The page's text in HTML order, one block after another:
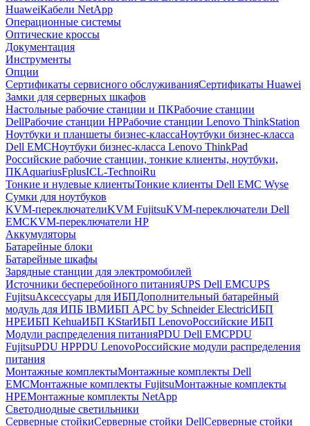
HuaweiКабели NetApp
Операционные системы
Оптические кроссы
Документация
Инструменты
Опции
Сертификаты сервисного обслуживанияСертификаты Huawei
Замки для серверных шкафов
Настольные рабочие станции и ПКРабочие станции
DellРабочие станции HPРабочие станции Lenovo ThinkStation
Ноутбуки и планшеты бизнес-классаНоутбуки бизнес-класса
Dell EMCНоутбуки бизнес-класса Lenovo ThinkPad
Российские рабочие станции, тонкие клиенты, ноутбуки,
ПКAquariusFplusICL-TechnoiRu
Тонкие и нулевые клиентыТонкие клиенты Dell EMC Wyse
Сумки для ноутбуков
KVM-переключателиKVM FujitsuKVM-переключатели Dell
EMCKVM-переключатели HP
Аккумуляторы
Батарейные блоки
Батарейные шкафы
Зарядные станции для электромобилей
Источники бесперебойного питанияUPS Dell EMCUPS
FujitsuАксессуары для ИБПДополнительный батарейный
модуль для ИПБ IBMИБП APC by Schneider ElectricИБП
HPEИБП KehuaИБП KStarИБП LenovoРоссийские ИБП
Модули распределения питанияPDU Dell EMCPDU
FujitsuPDU HPPDU LenovoРоссийские модули распределения
питания
Монтажные комплектыМонтажные комплекты Dell
EMCМонтажные комплекты FujitsuМонтажные комплекты
HPEМонтажные комплекты NetApp
Светодиодные светильники
Серверные стойкиСерверные стойки DellСерверные стойки